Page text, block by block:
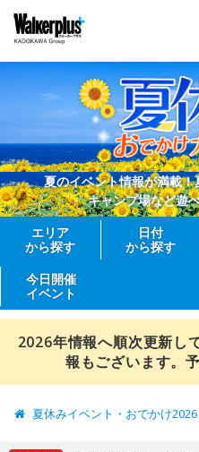
夏のイベント情報が満載
キャンプ場など遊
エリア
から探す
日付
から探す
今日開催
イベント
2026年情報へ順次更新し
報もございます。
夏休みイベント・おでかけ2026